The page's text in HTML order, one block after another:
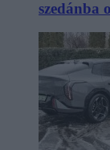
szedánba